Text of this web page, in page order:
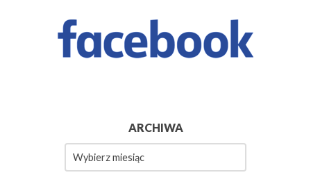
ARCHIWA